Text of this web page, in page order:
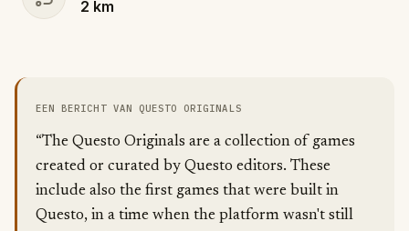
2 km
EEN BERICHT VAN QUESTO ORIGINALS
“The Questo Originals are a collection of games
created or curated by Questo editors. These
include also the first games that were built in
Questo, in a time when the platform wasn't still